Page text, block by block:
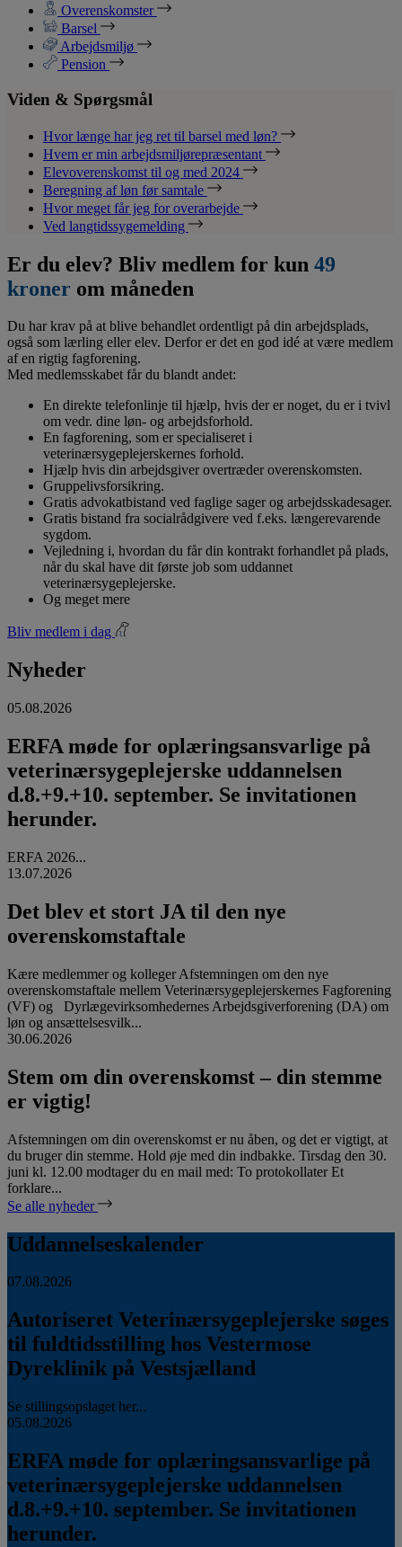
Overenskomster
Barsel
Arbejdsmiljø
Pension
Viden & Spørgsmål
Hvor længe har jeg ret til barsel med løn?
Hvem er min arbejdsmiljørepræsentant
Elevoverenskomst til og med 2024
Beregning af løn før samtale
Hvor meget får jeg for overarbejde
Ved langtidssygemelding
Er du elev? Bliv medlem for kun 49
kroner om måneden
Du har krav på at blive behandlet ordentligt på din arbejdsplads,
også som lærling eller elev. Derfor er det en god idé at være medlem
af en rigtig fagforening.
Med medlemsskabet får du blandt andet:
En direkte telefonlinje til hjælp, hvis der er noget, du er i tvivl
om vedr. dine løn- og arbejdsforhold.
En fagforening, som er specialiseret i
veterinærsygeplejerskernes forhold.
Hjælp hvis din arbejdsgiver overtræder overenskomsten.
Gruppelivsforsikring.
Gratis advokatbistand ved faglige sager og arbejdsskadesager.
Gratis bistand fra socialrådgivere ved f.eks. længerevarende
sygdom.
Vejledning i, hvordan du får din kontrakt forhandlet på plads,
når du skal have dit første job som uddannet
veterinærsygeplejerske.
Og meget mere
Bliv medlem i dag
Nyheder
05.08.2026
ERFA møde for oplæringsansvarlige på
veterinærsygeplejerske uddannelsen
d.8.+9.+10. september. Se invitationen
herunder.
ERFA 2026...
13.07.2026
Det blev et stort JA til den nye
overenskomstaftale
Kære medlemmer og kolleger Afstemningen om den nye
overenskomstaftale mellem Veterinærsygeplejerskernes Fagforening
(VF) og Dyrlægevirksomhedernes Arbejdsgiverforening (DA) om
løn og ansættelsesvilk...
30.06.2026
Stem om din overenskomst – din stemme
er vigtig!
Afstemningen om din overenskomst er nu åben, og det er vigtigt, at
du bruger din stemme. Hold øje med din indbakke. Tirsdag den 30.
juni kl. 12.00 modtager du en mail med: To protokollater Et
forklare...
Se alle nyheder
Uddannelseskalender
07.08.2026
Autoriseret Veterinærsygeplejerske søges
til fuldtidsstilling hos Vestermose
Dyreklinik på Vestsjælland
Se stillingsopslaget her...
05.08.2026
ERFA møde for oplæringsansvarlige på
veterinærsygeplejerske uddannelsen
d.8.+9.+10. september. Se invitationen
herunder.